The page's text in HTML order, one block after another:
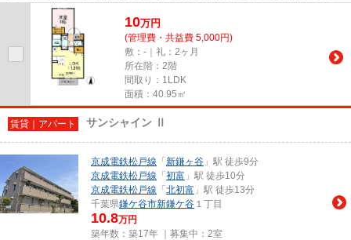
お困りなら、まずは当社へご連...
10万円
(管理費・共益費 5,000円)
敷：-｜礼：2ヶ月
所在階：2階
間取り：1LDK
面積：40.95㎡
賃貸｜アパート サンシャイン Ⅱ
京成電鉄松戸線 「 新鎌ヶ谷 」駅 徒歩9分
京成電鉄松戸線 「 初富 」駅 徒歩10分
京成電鉄松戸線 「 北初富 」駅 徒歩13分
千葉県鎌ケ谷市新鎌ケ谷 １丁目
10.8万円
築年数：築17年 ｜募集中： 2室